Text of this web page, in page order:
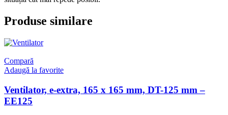
Produse similare
Compară
Adaugă la favorite
Ventilator, e-extra, 165 x 165 mm, DT-125 mm –
EE125